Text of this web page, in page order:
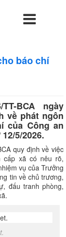
báo chí
BCA ngày
về phát ngôn
của Công an
5/2026.
quy định về việc
cấp xã có nêu rõ,
vụ của Trưởng
tin về chủ trương,
đấu tranh phòng,